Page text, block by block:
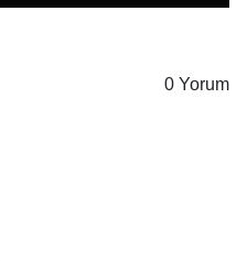
0 Yorum